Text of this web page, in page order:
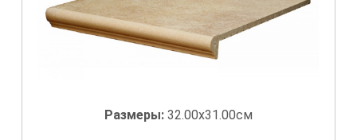
Размеры: 32.00x31.00см